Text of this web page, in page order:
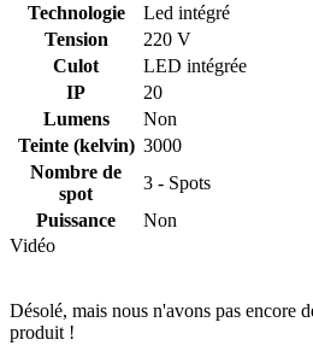
Technologie
Led intégré
Tension
220 V
Culot
LED intégrée
IP
20
Lumens
Non
Teinte (kelvin) 3000
Nombre de
spot
3 - Spots
Puissance
Non
Vidéo
Désolé, mais nous n'avons pas encore
produit !